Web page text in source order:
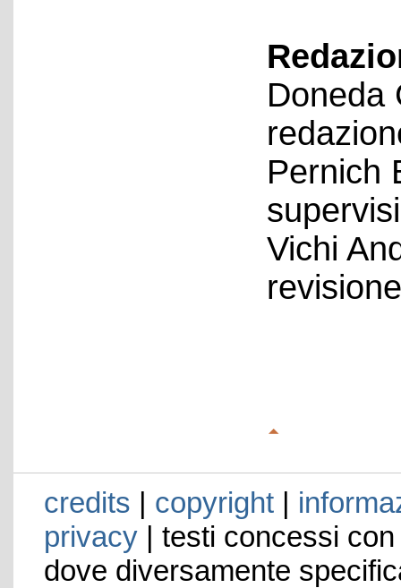
Doneda
Pernich
Vichi
revisione
credits | copyright|
privacy| testi concessi
dove diversamente